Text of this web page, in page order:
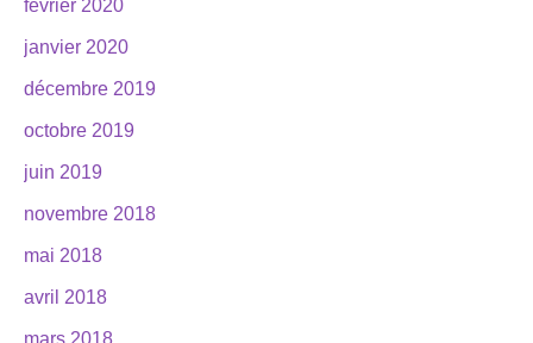
février 2020
janvier 2020
décembre 2019
octobre 2019
juin 2019
novembre 2018
mai 2018
avril 2018